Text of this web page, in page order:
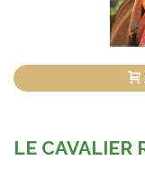
LE CAVALIER